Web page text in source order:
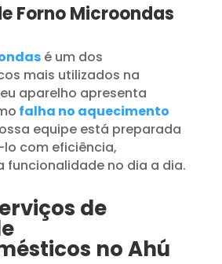
Forno Microondas
é um dos
mais utilizados na
aparelho apresenta
falha no aquecimento
equipe está preparada
com eficiência,
funcionalidade no dia a dia.
de
no Ahú